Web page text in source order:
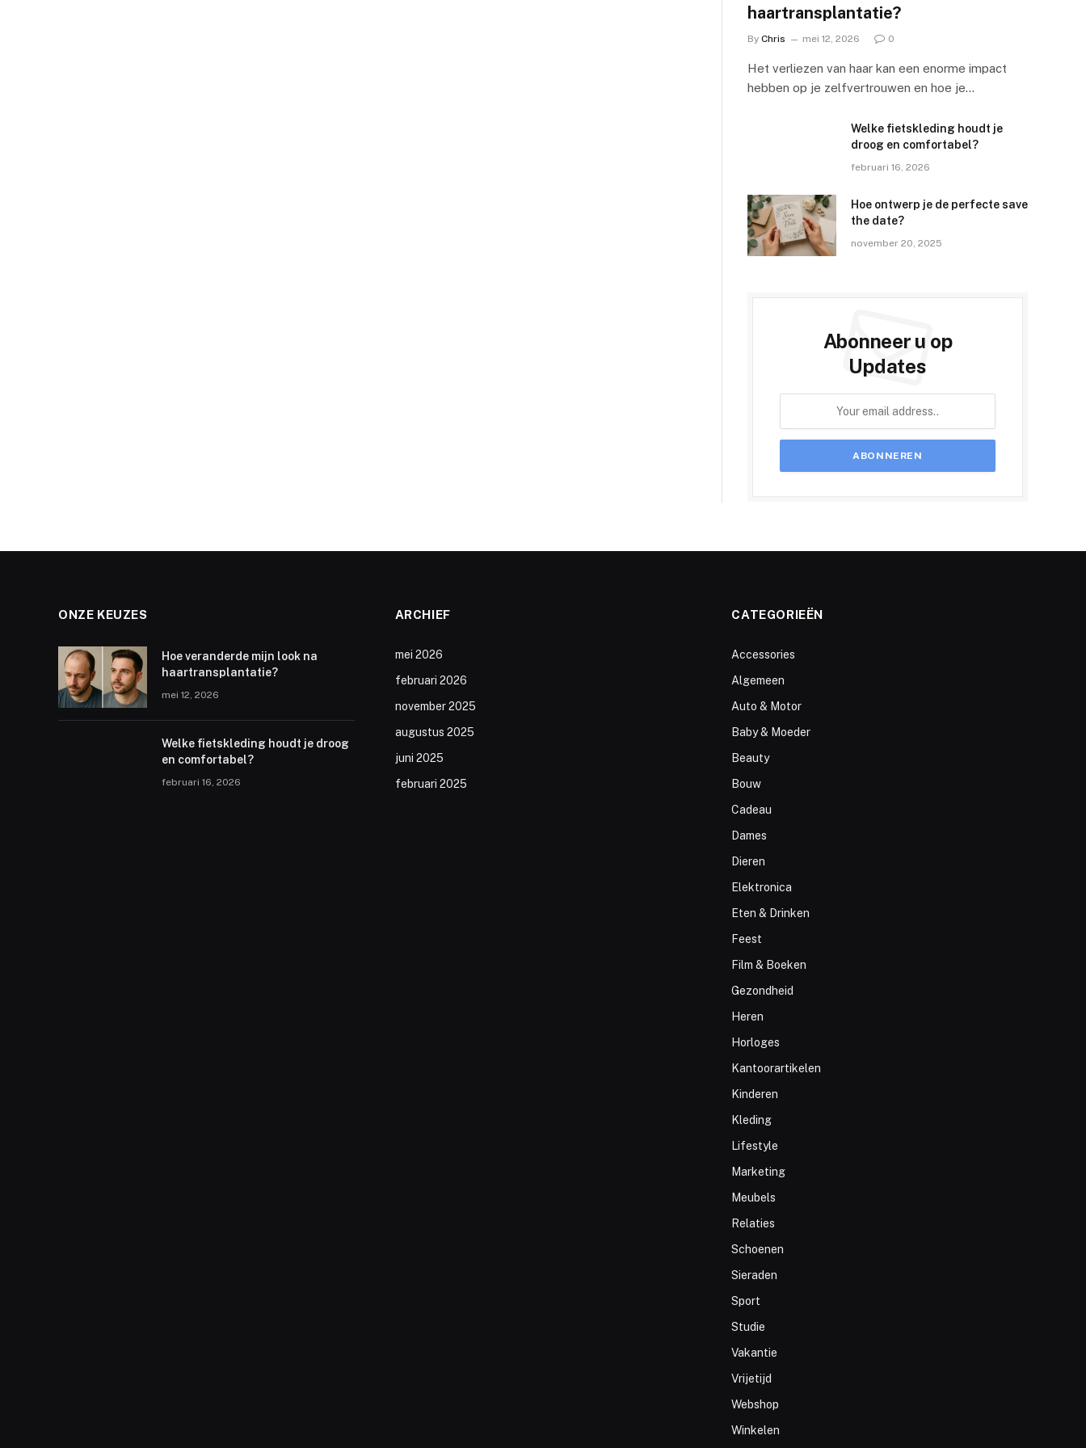
haartransplantatie?
By Chris mei 12, 2026 0
Het verliezen van haar kan een enorme impact
hebben op je zelfvertrouwen en hoe je…
Welke fietskleding houdt je
droog en comfortabel?
februari 16, 2026
Hoe ontwerp je de perfecte save
the date?
november 20, 2025
Abonneer u op
Updates
ONZE KEUZES
Hoe veranderde mijn look na
haartransplantatie?
mei 12, 2026
Welke fietskleding houdt je droog
en comfortabel?
februari 16, 2026
ARCHIEF
mei 2026
februari 2026
november 2025
augustus 2025
juni 2025
februari 2025
CATEGORIEËN
Accessories
Algemeen
Auto & Motor
Baby & Moeder
Beauty
Bouw
Cadeau
Dames
Dieren
Elektronica
Eten & Drinken
Feest
Film & Boeken
Gezondheid
Heren
Horloges
Kantoorartikelen
Kinderen
Kleding
Lifestyle
Marketing
Meubels
Relaties
Schoenen
Sieraden
Sport
Studie
Vakantie
Vrijetijd
Webshop
Winkelen